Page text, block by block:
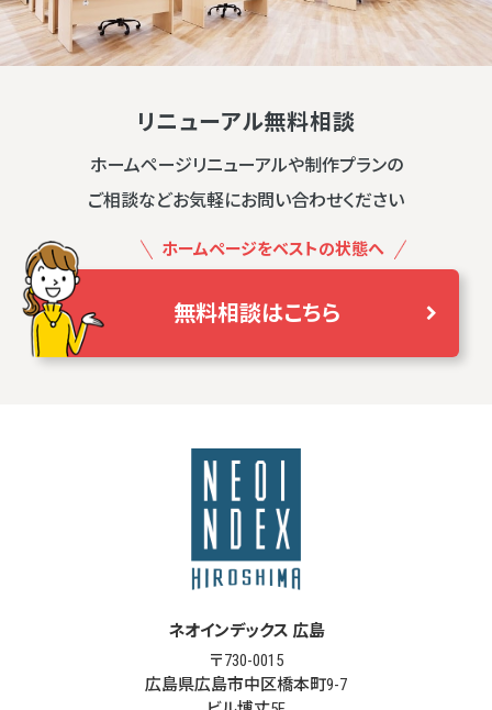
リニューアル無料相談
ホームページリニューアルや制作プランの
ご相談などお気軽にお問い合わせください
ホームページをベストの状態へ
無料相談はこちら
ネオインデックス 広島
〒730-0015
広島県広島市中区橋本町9-7